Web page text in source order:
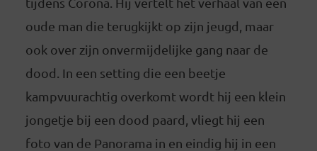
oude man die terugkijkt op zijn jeugd, maar
ook over zijn onvermijdelijke gang naar de
dood. In een setting die een beetje
kampvuurachtig overkomt wordt hij een klein
jongetje bij een dood paard, vliegt hij een
foto van de Panorama in en eindig hij in een